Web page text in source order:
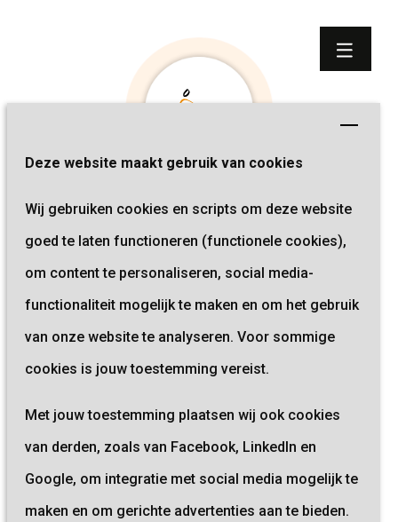
Deze website maakt gebruik van cookies
Wij gebruiken cookies en scripts om deze website
goed te laten functioneren (functionele cookies),
om content te personaliseren, social media-
functionaliteit mogelijk te maken en om het gebruik
van onze website te analyseren. Voor sommige
cookies is jouw toestemming vereist.
Met jouw toestemming plaatsen wij ook cookies
van derden, zoals van Facebook, LinkedIn en
Google, om integratie met social media mogelijk te
maken en om gerichte advertenties aan te bieden.
Lees de Koers Krant van 2025
Sevagram Koers Krant 2025 (2
Mb)
Lees de Koers Krant van 2024
Sevagram Koers Krant 2024 (2